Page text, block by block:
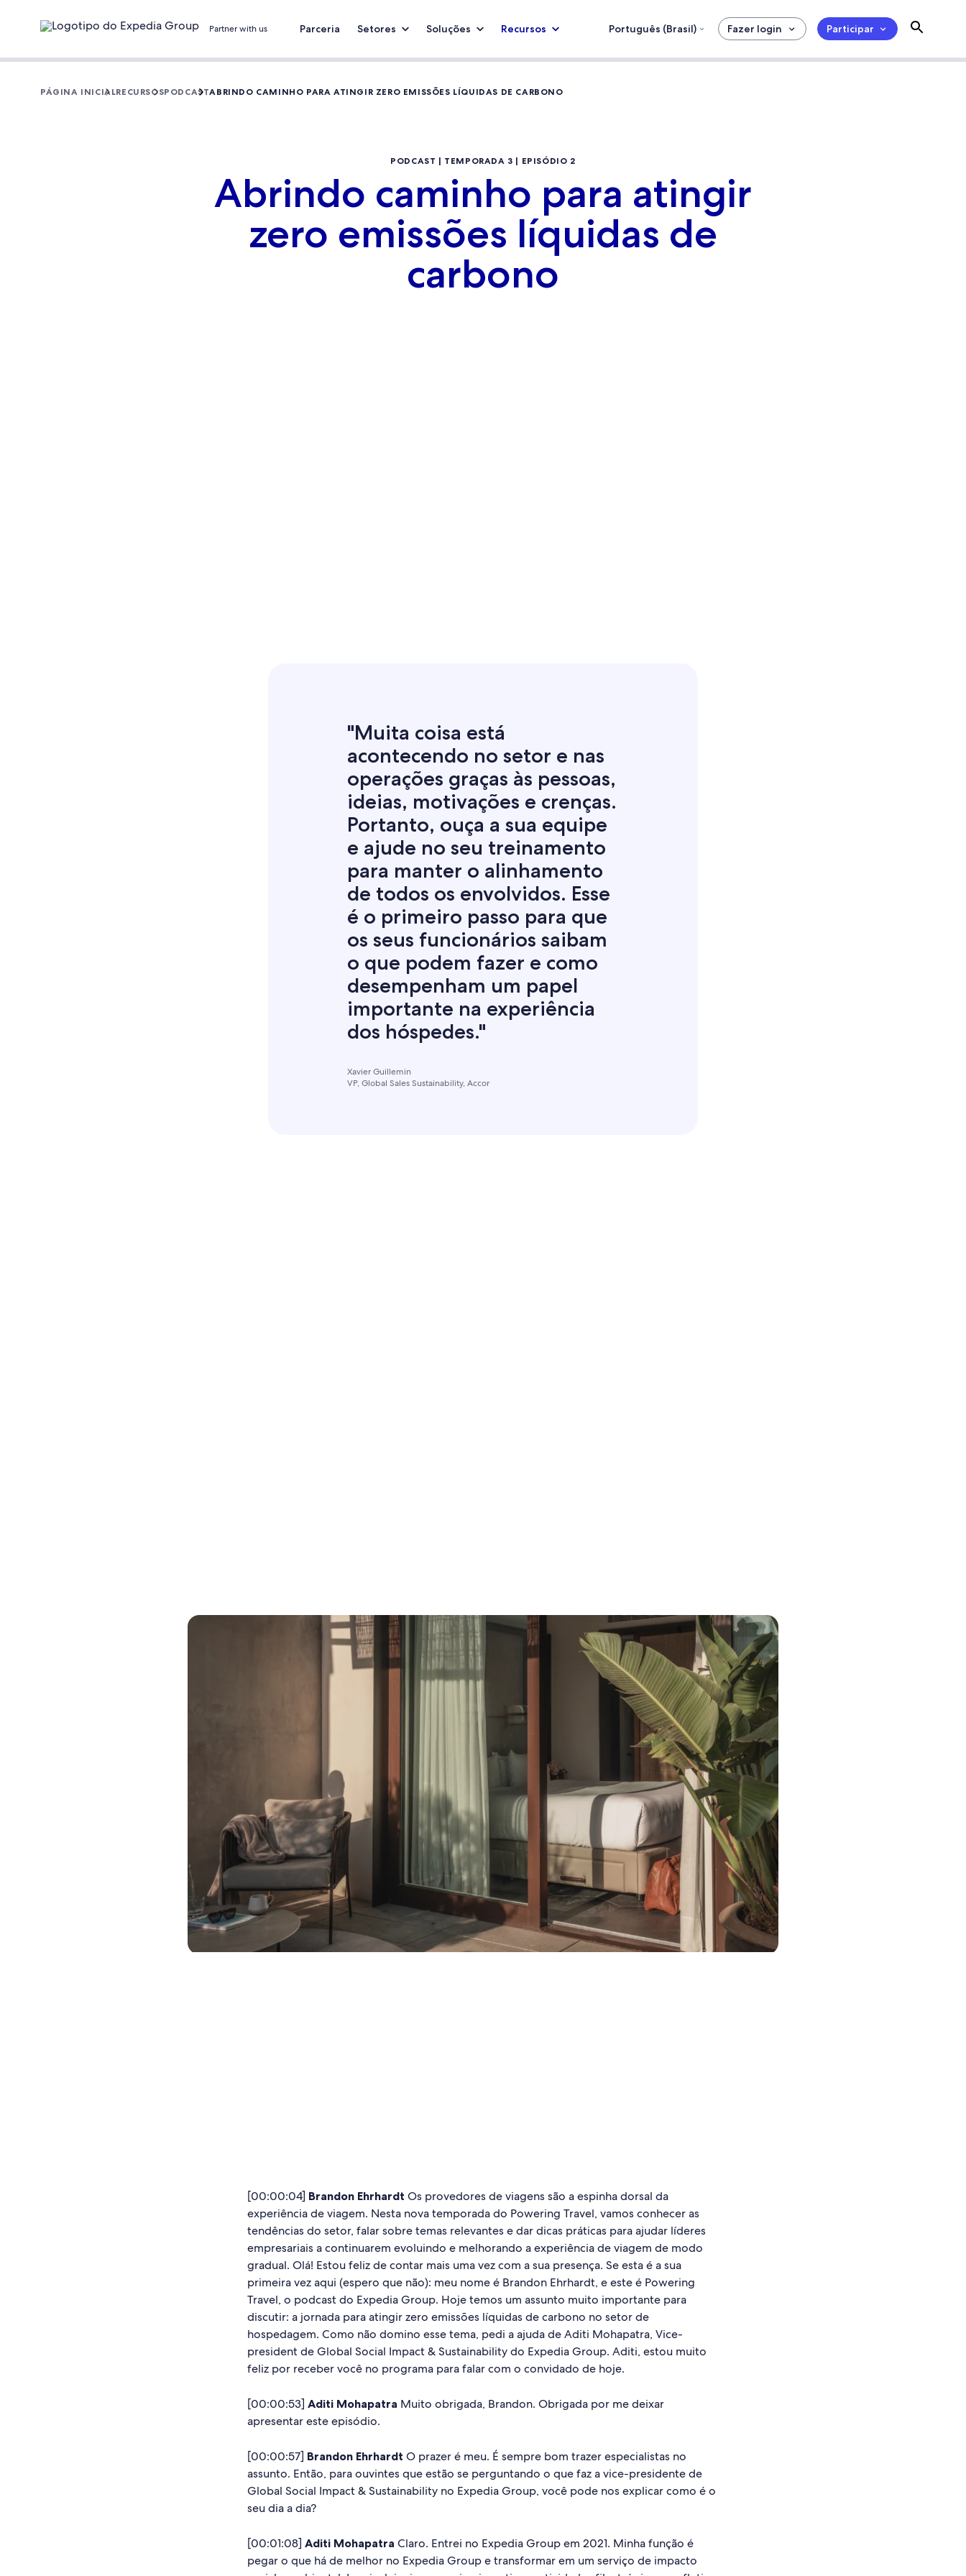
Partner with us Parceria Setores Soluções Recursos Português (Brasil) Fazer login Participar
PÁGINA INICIALRECURSOSPODCASTABRINDO CAMINHO PARA ATINGIR ZERO EMISSÕES LÍQUIDAS DE CARBONO
PODCAST | TEMPORADA 3 | EPISÓDIO 2
Abrindo caminho para atingir
zero emissões líquidas de
carbono
"Muita coisa está
acontecendo no setor e nas
operações graças às pessoas,
ideias, motivações e crenças.
Portanto, ouça a sua equipe
e ajude no seu treinamento
para manter o alinhamento
de todos os envolvidos. Esse
é o primeiro passo para que
os seus funcionários saibam
o que podem fazer e como
desempenham um papel
importante na experiência
dos hóspedes."
Xavier Guillemin
VP, Global Sales Sustainability, Accor
[00:00:04] Brandon Ehrhardt Os provedores de viagens são a espinha dorsal da
experiência de viagem. Nesta nova temporada do Powering Travel, vamos conhecer as
tendências do setor, falar sobre temas relevantes e dar dicas práticas para ajudar líderes
empresariais a continuarem evoluindo e melhorando a experiência de viagem de modo
gradual. Olá! Estou feliz de contar mais uma vez com a sua presença. Se esta é a sua
primeira vez aqui (espero que não): meu nome é Brandon Ehrhardt, e este é Powering
Travel, o podcast do Expedia Group. Hoje temos um assunto muito importante para
discutir: a jornada para atingir zero emissões líquidas de carbono no setor de
hospedagem. Como não domino esse tema, pedi a ajuda de Aditi Mohapatra, Vice-
president de Global Social Impact & Sustainability do Expedia Group. Aditi, estou muito
feliz por receber você no programa para falar com o convidado de hoje.
[00:00:53] Aditi Mohapatra Muito obrigada, Brandon. Obrigada por me deixar
apresentar este episódio.
[00:00:57] Brandon Ehrhardt O prazer é meu. É sempre bom trazer especialistas no
assunto. Então, para ouvintes que estão se perguntando o que faz a vice-presidente de
Global Social Impact & Sustainability no Expedia Group, você pode nos explicar como é o
seu dia a dia?
[00:01:08] Aditi Mohapatra Claro. Entrei no Expedia Group em 2021. Minha função é
pegar o que há de melhor no Expedia Group e transformar em um serviço de impacto